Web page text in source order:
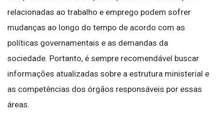
relacionadas ao trabalho e emprego podem sofrer
mudanças ao longo do tempo de acordo com as
políticas governamentais e as demandas da
sociedade. Portanto, é sempre recomendável buscar
informações atualizadas sobre a estrutura ministerial e
as competências dos órgãos responsáveis por essas
áreas.